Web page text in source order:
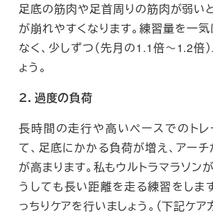
足底の筋肉や足首周りの筋肉が弱い
が崩れやすくなります。練習量を一
なく、少しずつ（先月の1.1倍～1.2倍
ょう。
２．過度の負荷
長時間の走行や高いペースでのトレ
て、足底にかかる負荷が増え、アー
が高まります。私もウルトラマラソン
うしても長い距離を走る練習をしま
っちりケアを行いましょう。（下記ケア